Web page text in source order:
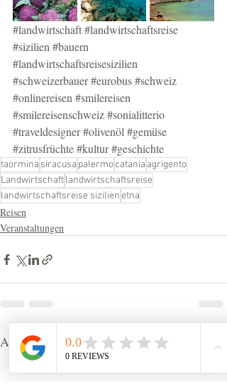
#landwirtschaft#landwirtschaftsreise
#sizilien #bauern
#landwirtschaftsreisesizilien
#schweizerbauer#eurobus#schweiz
#onlinereisen #smilereisen
#smilereisenschweiz#sonialitterio
#traveldesigner#olivenöl #gemüse
#zitrusfrüchte#kultur#geschichte
taormina siracusa palermocatania agrigento
Landwirtschaftlandwirtschaftsreise
landwirtschaftsreise sizilienetna
Reisen
Veranstaltungen
Aktuelle Beiträge